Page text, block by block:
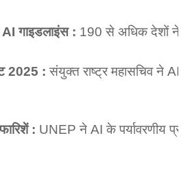
गाइडलाइंस : 190 से अधिक देशों ने
2025 : संयुक्त राष्ट्र महासचिव ने AI
: UNEP ने AI के पर्यावरणीय